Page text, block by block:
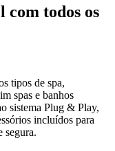
com todos os
tipos de spa,
spas e banhos
sistema Plug & Play,
incluídos para
segura.